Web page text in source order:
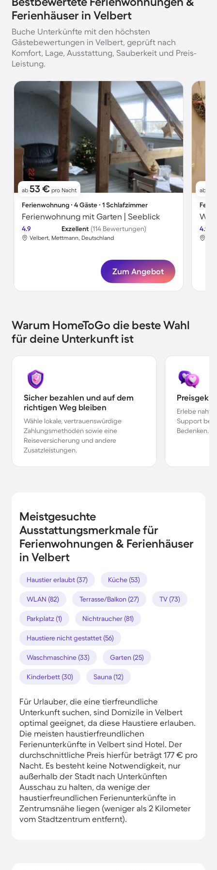
Ferienhäuser in Velbert
Buche Unterkünfte mit den höchsten
Gästebewertungen in Velbert, geprüft nach
Komfort, Lage, Ausstattung, Sauberkeit und Preis-
Leistung.
ab 53 € pro Nacht
Ferienwohnung ∙ 4 Gäste ∙ 1 Schlafzimmer
Ferienwohnung mit Garten | Seeblick
4.9 Exzellent (114 Bewertungen)
Velbert, Mettmann, Deutschland
Zum Angebot
ab
4.9
Warum HomeToGo die beste Wahl
für deine Unterkunft ist
Sicher bezahlen und auf dem
richtigen Weg bleiben
Wähle lokale, vertrauenswürdige
Zahlungsmethoden sowie eine
Reiseversicherung und andere
Zusatzleistungen.
Erlebe
Support bei
Bedenken.
Meistgesuchte
Ausstattungsmerkmale für
Ferienwohnungen & Ferienhäuser
in Velbert
Haustier erlaubt (37) Küche (53)
WLAN (82) Terrasse/Balkon (27) TV (73)
Parkplatz (1) Nichtraucher (81)
Haustiere nicht gestattet (56)
Waschmaschine (33) Garten (25)
Kinderbett (30) Sauna (12)
Für Urlauber, die eine tierfreundliche
Unterkunft suchen, sind Domizile in Velbert
optimal geeignet, da diese Haustiere erlauben.
Die meisten haustierfreundlichen
Ferienunterkünfte in Velbert sind Hotel. Der
durchschnittliche Preis hierfür beträgt 177 € pro
Nacht. Es besteht keine Notwendigkeit, nur
außerhalb der Stadt nach Unterkünften
Ausschau zu halten, da wenige der
haustierfreundlichen Ferienunterkünfte in
Zentrumsnähe liegen (weniger als 2 Kilometer
vom Stadtzentrum entfernt).